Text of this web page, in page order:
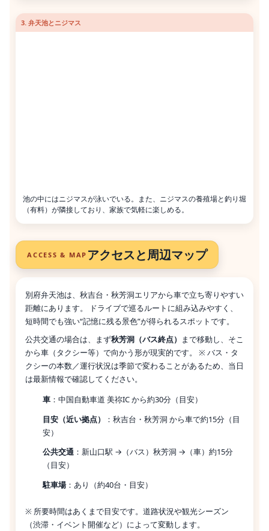
3. 弁天池とニジマス
池の中にはニジマスが泳いでいる。また、ニジマスの養殖場と釣り堀
（有料）が隣接しており、家族で気軽に楽しめる。
ACCESS & MAP アクセスと周辺マップ
別府弁天池は、秋吉台・秋芳洞エリアから車で立ち寄りやすい
距離にあります。 ドライブで巡るルートに組み込みやすく、
短時間でも強い“記憶に残る景色”が得られるスポットです。
公共交通の場合は、まず秋芳洞（バス終点） まで移動し、そこ
から車（タクシー等）で向かう形が現実的です。 ※ バス・タ
クシーの本数／運行状況は季節で変わることがあるため、当日
は最新情報で確認してください。
車：中国自動車道 美祢IC から約30分（目安）
目安（近い拠点）
：秋吉台・秋芳洞 から車で約15分（目
安）
公共交通：新山口駅 →（バス）秋芳洞 →（車）約15分
（目安）
駐車場：あり（約40台・目安）
※ 所要時間はあくまで目安です。道路状況や観光シーズン
（渋滞・イベント開催など）によって変動します。